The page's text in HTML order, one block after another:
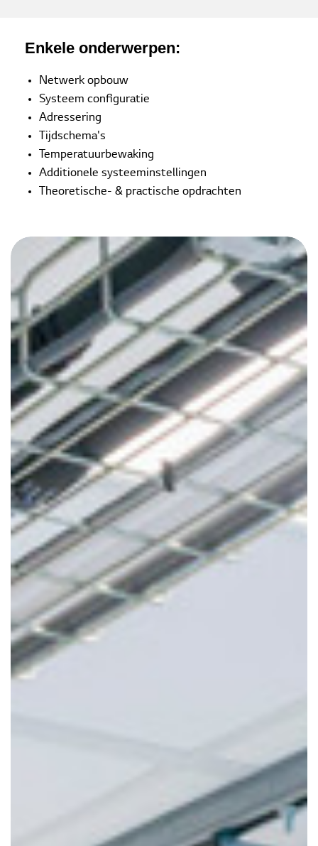
Enkele onderwerpen:
Netwerk opbouw
Systeem configuratie
Adressering
Tijdschema's
Temperatuurbewaking
Additionele systeeminstellingen
Theoretische- & practische opdrachten